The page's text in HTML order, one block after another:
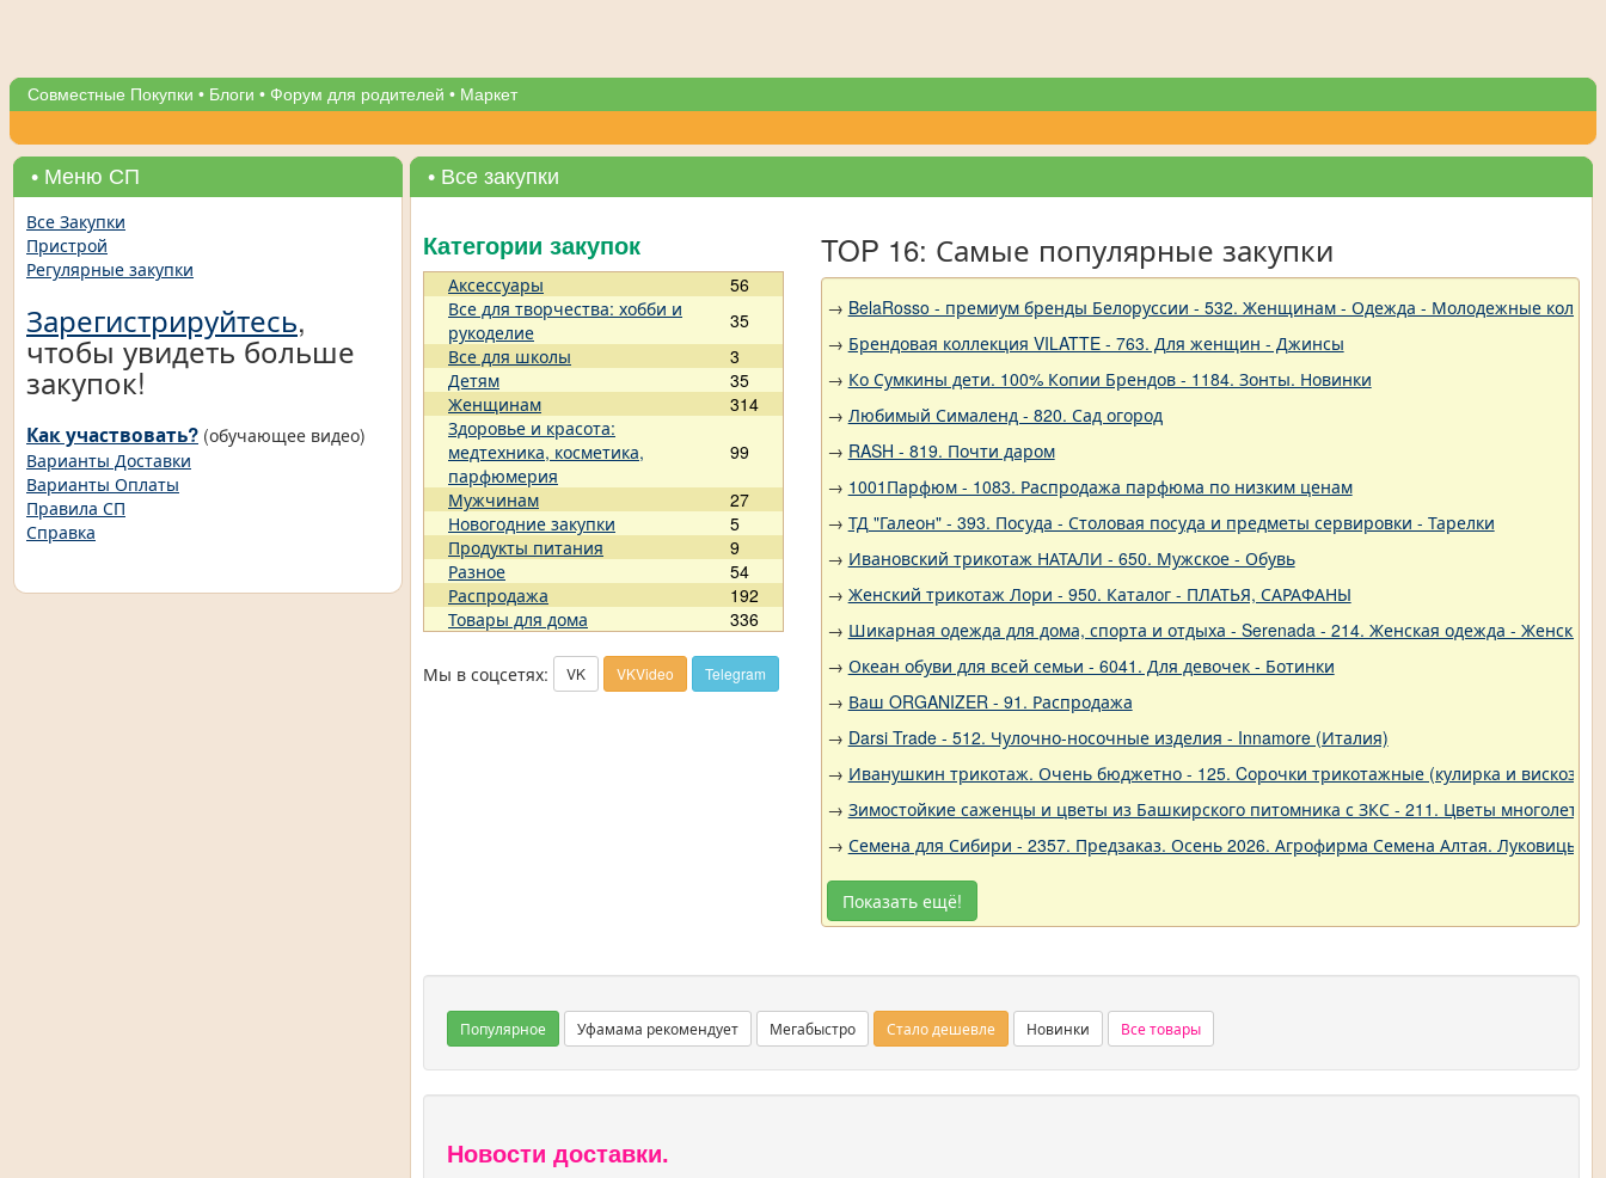
Совместные Покупки • Блоги • Форум для родителей • Маркет
• Меню СП
Все Закупки
Пристрой
Регулярные закупки
Зарегистрируйтесь,
чтобы увидеть больше
закупок!
Как участвовать? (обучающее видео)
Варианты Доставки
Варианты Оплаты
Правила СП
Справка
• Все закупки
Категории закупок
Аксессуары
56
Все для творчества: хобби и
рукоделие
35
Все для школы
3
Детям
35
Женщинам
314
Здоровье и красота:
медтехника, косметика,
парфюмерия
99
Мужчинам
27
Новогодние закупки
5
Продукты питания
9
Разное
54
Распродажа
192
Товары для дома
336
Мы в соцсетях: VK VKVideo Telegram
TOP 16: Самые популярные закупки
→ BelaRosso - премиум бренды Белоруссии - 532. Женщинам - Одежда - Молодежные
→ Брендовая коллекция VILATTE - 763. Для женщин - Джинсы
→ Ко Сумкины дети. 100% Копии Брендов - 1184. Зонты. Новинки
→ Любимый Сималенд - 820. Сад огород
→ RASH - 819. Почти даром
→ 1001Парфюм - 1083. Распродажа парфюма по низким ценам
→ ТД "Галеон" - 393. Посуда - Столовая посуда и предметы сервировки - Тарелки
→ Ивановский трикотаж НАТАЛИ - 650. Мужское - Обувь
→ Женский трикотаж Лори - 950. Каталог - ПЛАТЬЯ, САРАФАНЫ
→ Шикарная одежда для дома, спорта и отдыха - Serenada - 214. Женская одежда - Женские
→ Океан обуви для всей семьи - 6041. Для девочек - Ботинки
→ Ваш ORGANIZER - 91. Распродажа
→ Darsi Trade - 512. Чулочно-носочные изделия - Innamore (Италия)
→ Иванушкин трикотаж. Очень бюджетно - 125. Cорочки трикотажные (кулирка и вискоза)
→ Зимостойкие саженцы и цветы из Башкирского питомника с ЗКС - 211. Цветы
→ Семена для Сибири - 2357. Предзаказ. Осень 2026. Агрофирма Семена Алтая. Луковицы.
Показать ещё!
Популярное Уфамама рекомендует Мегабыстро Стало дешевле Новинки Все товары
Новости доставки.